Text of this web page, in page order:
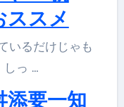
スメ
しっ …
添要一知